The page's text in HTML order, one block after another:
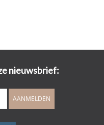
nieuwsbrief:
AANMELDEN